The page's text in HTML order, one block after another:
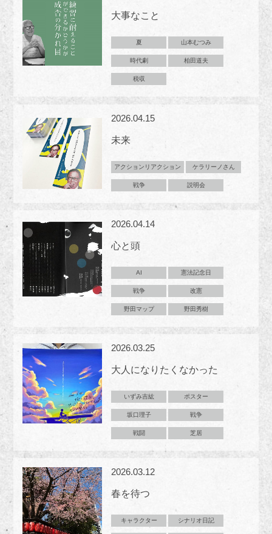
大事なこと
夏 山本むつみ
時代劇 柏田道夫
税収
2026.04.15
未来
アクションリアクション ケラリーノさん
戦争 説明会
2026.04.14
心と頭
AI 憲法記念日
戦争 改憲
野田マップ 野田秀樹
2026.03.25
大人になりたくなかった
いずみ吉紘 ポスター
坂口理子 戦争
戦闘 芝居
2026.03.12
春を待つ
キャラクター シナリオ日記